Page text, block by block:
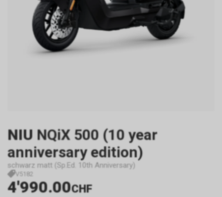
NIU NQiX 500 (10 year
anniversary edition)
schwarz matt (Sp.Ed. 10th Anniversary)
V5182
4'990.00CHF